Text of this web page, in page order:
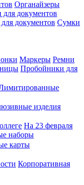
Органайзеры
документов
документов Сумки
Маркеры Ремни
Пробойники для
изделия
На 23 февраля
наборы
карты
Корпоративная